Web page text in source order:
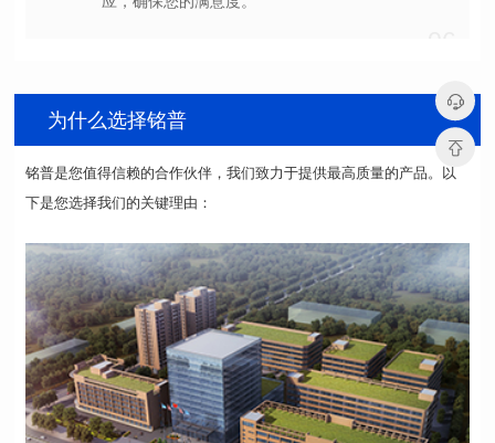
为什么选择铭普
下是您选择我们的关键理由：